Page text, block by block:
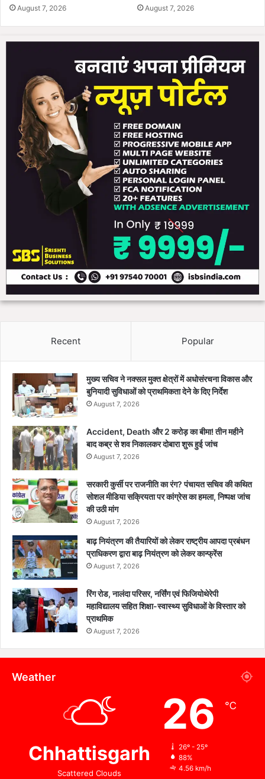
स
भी
August 7, 2026 August 7, 2026
Recent Popular
मुख्य सचिव ने नक्सल मुक्त क्षेत्रों में अधोसंरचना विकास और
बुनियादी सुविधाओं को प्राथमिकता देने के दिए निर्देश
August 7, 2026
Accident, Death और 2 करोड़ का बीमा! तीन महीने
बाद कब्र से शव निकालकर दोबारा शुरू हुई जांच
August 7, 2026
सरकारी कुर्सी पर राजनीति का रंग? पंचायत सचिव की कथित
सोशल मीडिया सक्रियता पर कांग्रेस का हमला, निष्पक्ष जांच
की उठी मांग
August 7, 2026
बाढ़ नियंत्रण की तैयारियों को लेकर राष्ट्रीय आपदा प्रबंधन
प्राधिकरण द्वारा बाढ़ नियंत्रण को लेकर कान्फ्रेंस
August 7, 2026
रिंग रोड, नालंदा परिसर, नर्सिंग एवं फिजियोथेरेपी
महाविद्यालय सहित शिक्षा-स्वास्थ्य सुविधाओं के विस्तार को
प्राथमिक
August 7, 2026
Weather
Chhattisgarh
Scattered Clouds
26 ℃
26º - 25º
88%
4.56 km/h